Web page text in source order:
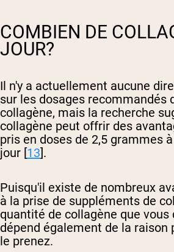
COMBIEN DE
JOUR?
Il n'y a actuellement aucune
sur les dosages recommandés
collagène, mais la recherche
collagène peut offrir des
pris en doses de 2,5 grammes
jour [13].
Puisqu'il existe de nombreux
à la prise de suppléments de
quantité de collagène que vous
dépend également de la raison
le prenez.